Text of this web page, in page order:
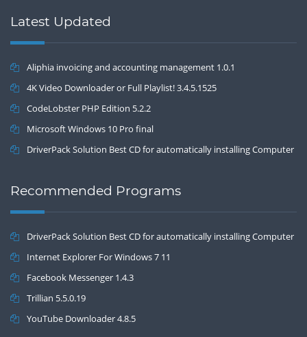
Latest Updated
Aliphia invoicing and accounting management 1.0.1
4K Video Downloader or Full Playlist! 3.4.5.1525
CodeLobster PHP Edition 5.2.2
Microsoft Windows 10 Pro final
DriverPack Solution Best CD for automatically installing Computer
Recommended Programs
DriverPack Solution Best CD for automatically installing Computer
Drivers 17.7
Internet Explorer For Windows 7 11
Facebook Messenger 1.4.3
Trillian 5.5.0.19
YouTube Downloader 4.8.5